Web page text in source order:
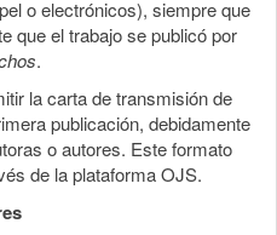
o electrónicos), siempre que
que el trabajo se publicó por
.
la carta de transmisión de
publicación, debidamente
o autores. Este formato
de la plataforma OJS.